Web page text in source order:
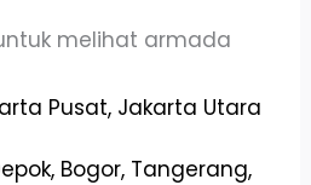
melihat armada
Pusat, Jakarta Utara
Bogor, Tangerang,